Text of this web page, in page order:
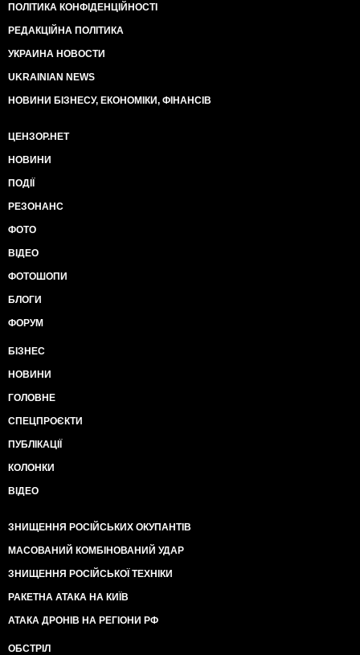
ПОЛІТИКА КОНФІДЕНЦІЙНОСТІ
РЕДАКЦІЙНА ПОЛІТИКА
УКРАИНА НОВОСТИ
UKRAINIAN NEWS
НОВИНИ БІЗНЕСУ, ЕКОНОМІКИ, ФІНАНСІВ
ЦЕНЗОР.НЕТ
НОВИНИ
ПОДІЇ
РЕЗОНАНС
ФОТО
ВІДЕО
ФОТОШОПИ
БЛОГИ
ФОРУМ
БІЗНЕС
НОВИНИ
ГОЛОВНЕ
СПЕЦПРОЄКТИ
ПУБЛІКАЦІЇ
КОЛОНКИ
ВІДЕО
ЗНИЩЕННЯ РОСІЙСЬКИХ ОКУПАНТІВ
МАСОВАНИЙ КОМБІНОВАНИЙ УДАР
ЗНИЩЕННЯ РОСІЙСЬКОЇ ТЕХНІКИ
РАКЕТНА АТАКА НА КИЇВ
АТАКА ДРОНІВ НА РЕГІОНИ РФ
ОБСТРІЛ